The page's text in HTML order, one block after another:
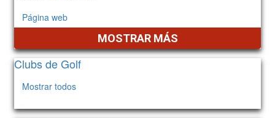
Página web
MOSTRAR MÁS
Clubs de Golf
Mostrar todos